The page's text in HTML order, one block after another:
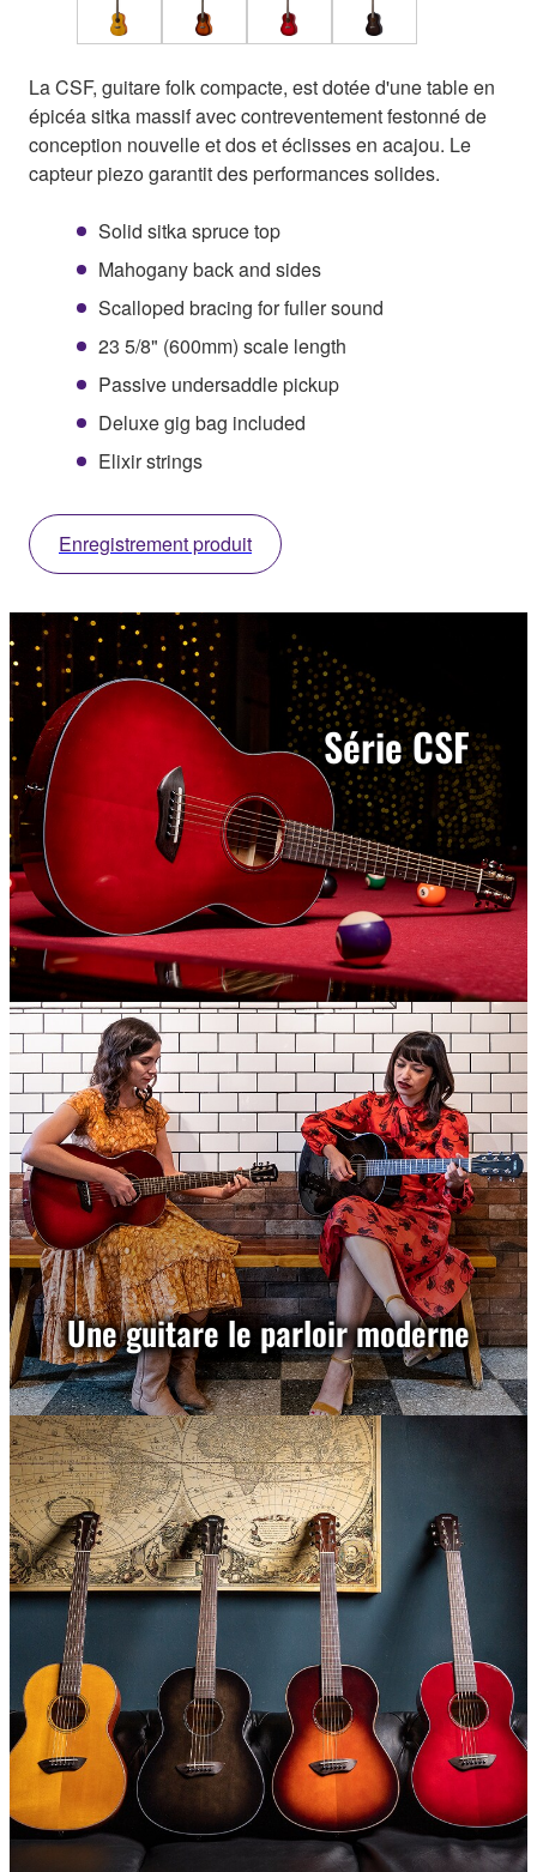
La CSF, guitare folk compacte, est dotée d'une table en
épicéa sitka massif avec contreventement festonné de
conception nouvelle et dos et éclisses en acajou. Le
capteur piezo garantit des performances solides.
Solid sitka spruce top
Mahogany back and sides
Scalloped bracing for fuller sound
23 5/8" (600mm) scale length
Passive undersaddle pickup
Deluxe gig bag included
Elixir strings
Enregistrement produit
Série CSF
Une guitare le parloir moderne